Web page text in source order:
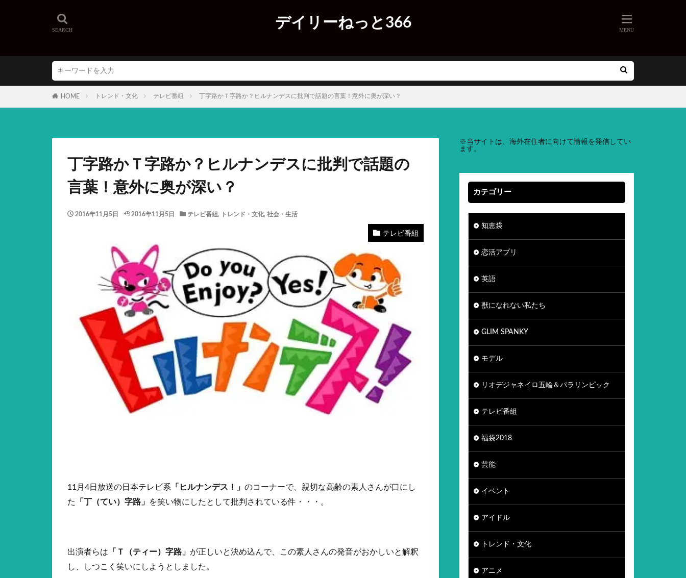
デイリーねっと366
HOME トレンド・文化 テレビ番組 丁字路かＴ字路か？ヒルナンデスに批判で話題の言葉！意外に奥が深い？
丁字路かＴ字路か？ヒルナンデスに批判で話題の
言葉！意外に奥が深い？
2016年11月5日 2016年11月5日 テレビ番組, トレンド・文化, 社会・生活
テレビ番組
11月4日放送の日本テレビ系 「ヒルナンデス！」 のコーナーで、親切な高齢の素人さんが口にし
た
「丁（てい）字路」 を笑い物にしたとして批判されている件・・・。
出演者らは 「Ｔ（ティー）字路」 が正しいと決め込んで、この素人さんの発音がおかしいと解釈
し、しつこく笑いにしようとしました。
※ 当サイトは、海外在住者に向けて情報を発信してい
ます。
カテゴリー
知恵袋
恋活アプリ
英語
獣になれない私たち
GLIM SPANKY
モデル
リオデジャネイロ五輪＆パラリンピック
テレビ番組
福袋2018
芸能
イベント
アイドル
トレンド・文化
アニメ